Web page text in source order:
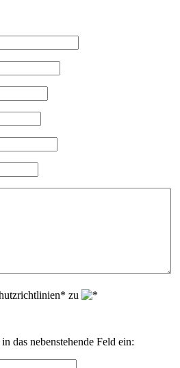
zu
das nebenstehende Feld ein: